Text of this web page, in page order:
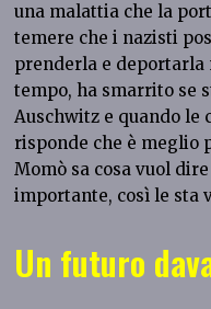
una malattia che la
temere che i nazisti
prenderla e deportarla
tempo, ha smarrito se
Auschwitz e quando le
risponde che è meglio
Momò sa cosa vuol
importante, così le sta
Un futuro